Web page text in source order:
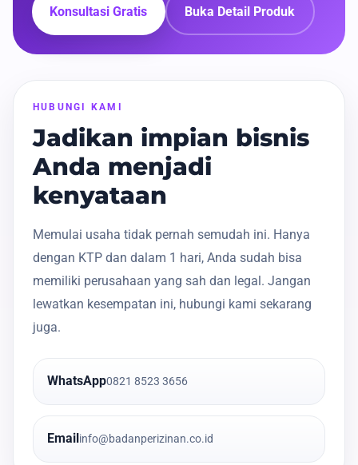
Konsultasi Gratis Buka Detail Produk
HUBUNGI KAMI
Jadikan impian bisnis
Anda menjadi
kenyataan
Memulai usaha tidak pernah semudah ini. Hanya
dengan KTP dan dalam 1 hari, Anda sudah bisa
memiliki perusahaan yang sah dan legal. Jangan
lewatkan kesempatan ini, hubungi kami sekarang
juga.
WhatsApp0821 8523 3656
Email info@badanperizinan.co.id